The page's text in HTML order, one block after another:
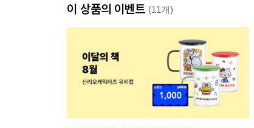
이 상품의 이벤트 (11개)